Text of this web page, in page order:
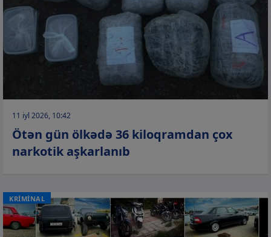
11 iyl 2026, 10:42
Ötən gün ölkədə 36 kiloqramdan çox
narkotik aşkarlanıb
KRİMİNAL